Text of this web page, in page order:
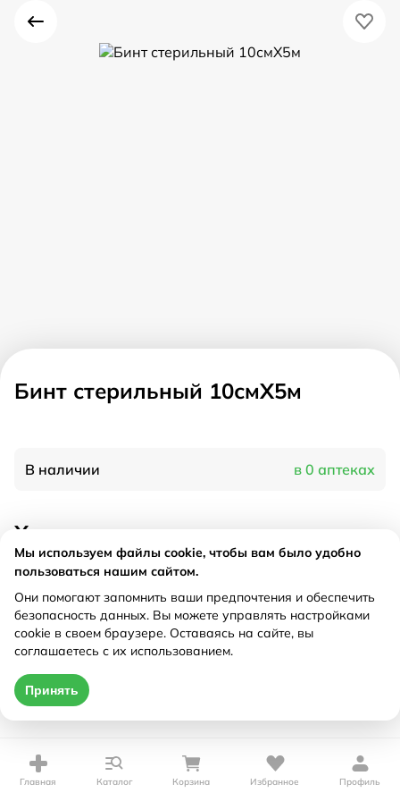
Бинт стерильный 10смX5м
В наличии в 0 аптеках
Характеристики
Рецепт
Цена действительна только при оформлении онлайн
Нет в наличии
Главная Каталог Корзина Избранное Профиль
Мы используем файлы cookie, чтобы вам было удобно
пользоваться нашим сайтом.
Они помогают запомнить ваши предпочтения и обеспечить
безопасность данных. Вы можете управлять настройками
cookie в своем браузере. Оставаясь на сайте, вы
соглашаетесь с их использованием.
Принять